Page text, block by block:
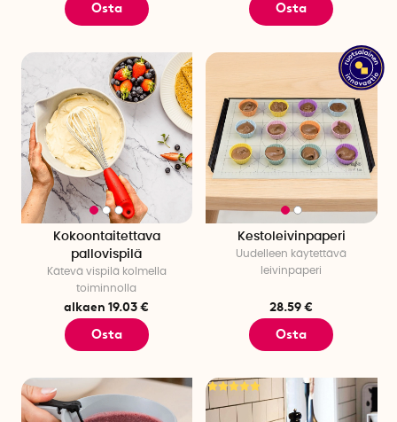
Osta Osta
Kokoontaitettava
pallovispilä
Kätevä vispilä kolmella
toiminnolla
alkaen 19.03 €
Osta
Kestoleivinpaperi
Uudelleen käytettävä
leivinpaperi
28.59 €
Osta